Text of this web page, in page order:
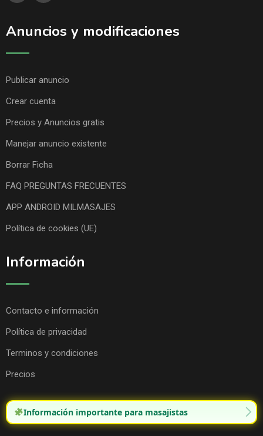
Anuncios y modificaciones
Publicar anuncio
Crear cuenta
Precios y Anuncios gratis
Manejar anuncio existente
Borrar Ficha
FAQ PREGUNTAS FRECUENTES
APP ANDROID MILMASAJES
Política de cookies (UE)
Información
Contacto e información
Política de privacidad
Terminos y condiciones
Precios
Información importante para masajistas